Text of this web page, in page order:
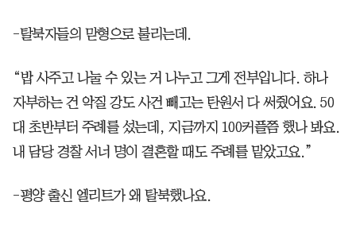
-탈북자들의 맏형으로 불리는데.
“밥 사주고 나눌 수 있는 거 나누고 그게 전부입니다. 하나
자부하는 건 악질 강도 사건 빼고는 탄원서 다 써줬어요. 50
대 초반부터 주례를 섰는데, 지금까지 100커플쯤 했나 봐요.
내 담당 경찰 서너 명이 결혼할 때도 주례를 맡았고요.”
-평양 출신 엘리트가 왜 탈북했나요.